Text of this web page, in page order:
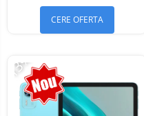
CERE OFERTA
-13%